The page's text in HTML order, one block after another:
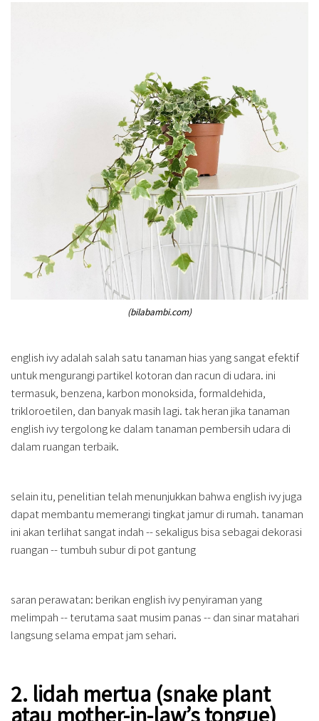
(bilabambi.com)
english ivy adalah salah satu tanaman hias yang sangat efektif
untuk mengurangi partikel kotoran dan racun di udara. ini
termasuk, benzena, karbon monoksida, formaldehida,
trikloroetilen, dan banyak masih lagi. tak heran jika tanaman
english ivy tergolong ke dalam tanaman pembersih udara di
dalam ruangan terbaik.
selain itu, penelitian telah menunjukkan bahwa english ivy juga
dapat membantu memerangi tingkat jamur di rumah. tanaman
ini akan terlihat sangat indah -- sekaligus bisa sebagai dekorasi
ruangan -- tumbuh subur di pot gantung
saran perawatan: berikan english ivy penyiraman yang
melimpah -- terutama saat musim panas -- dan sinar matahari
langsung selama empat jam sehari.
2. lidah mertua (snake plant
atau mother-in-law’s tongue)